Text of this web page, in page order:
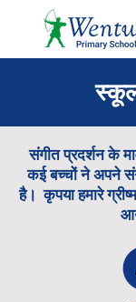
संगीत प्रदर्शन के
कई बच्चों ने अपने
है। कृपया हमारे